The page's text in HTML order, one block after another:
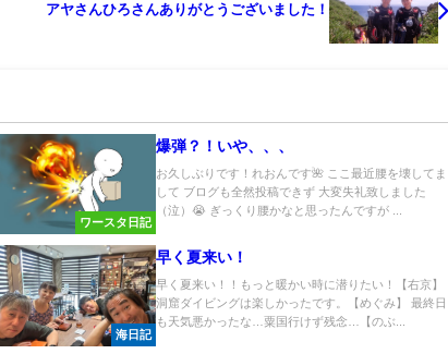
アヤさんひろさんありがとうございました！
ワースタ日記
爆弾？！いや、、、
お久しぶりです！れおんです🌺 ここ最近腰を壊してま
して ブログも全然投稿できず 大変失礼致しました
（泣）😭 ぎっくり腰かなと思ったんですが ...
海日記
早く夏来い！
早く夏来い！！もっと暖かい時に潜りたい！【右京】
洞窟ダイビングは楽しかったです。【めぐみ】 最終日
も天気悪かったな…粟国行けず残念…【のぶ...